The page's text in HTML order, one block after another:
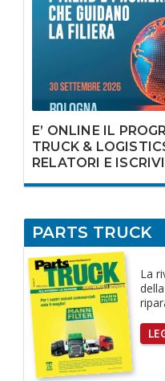
E’ ONLINE IL
TRUCK &
RELATORI E
PARTS TRUCK
La